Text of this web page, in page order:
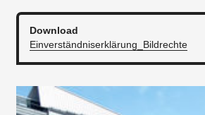
Download
Einverständniserklärung_Bildrechte